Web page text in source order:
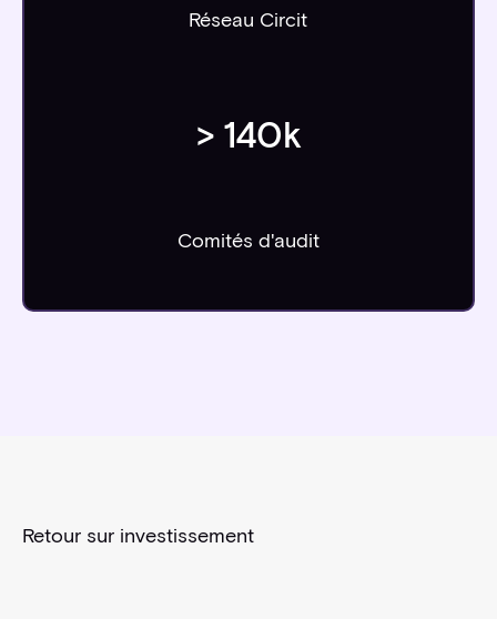
Réseau Circit
> 140k
Comités d'audit
Retour sur investissement